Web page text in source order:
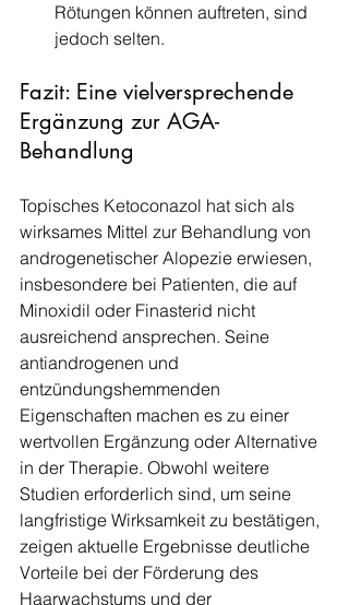
Rötungen können auftreten, sind
jedoch selten.
Fazit: Eine vielversprechende
Ergänzung zur AGA-
Behandlung
Topisches Ketoconazol hat sich als
wirksames Mittel zur Behandlung von
androgenetischer Alopezie erwiesen,
insbesondere bei Patienten, die auf
Minoxidil oder Finasterid nicht
ausreichend ansprechen. Seine
antiandrogenen und
entzündungshemmenden
Eigenschaften machen es zu einer
wertvollen Ergänzung oder Alternative
in der Therapie. Obwohl weitere
Studien erforderlich sind, um seine
langfristige Wirksamkeit zu bestätigen,
zeigen aktuelle Ergebnisse deutliche
Vorteile bei der Förderung des
Haarwachstums und der